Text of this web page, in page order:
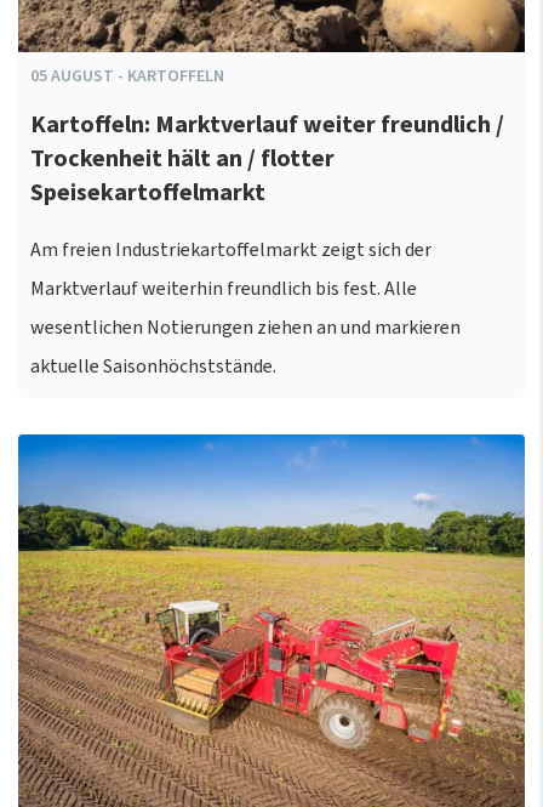
05AUGUST - KARTOFFELN
Kartoffeln: Marktverlauf weiter freundlich /
Trockenheit hält an / flotter
Speisekartoffelmarkt
Am freien Industriekartoffelmarkt zeigt sich der
Marktverlauf weiterhin freundlich bis fest. Alle
wesentlichen Notierungen ziehen an und markieren
aktuelle Saisonhöchststände.